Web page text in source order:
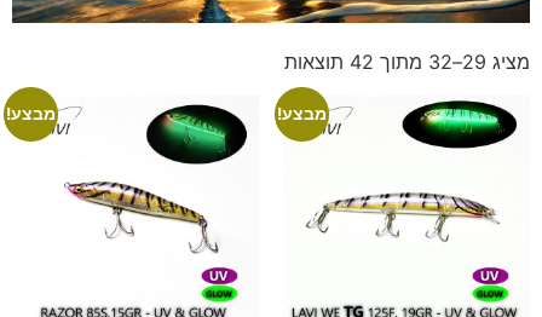
מציג 29–32 מתוך 42 תוצאות
מבצע! מבצע!